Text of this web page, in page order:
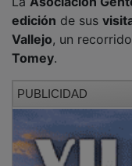
ediciónde sus
Vallejo, un
Tomey.